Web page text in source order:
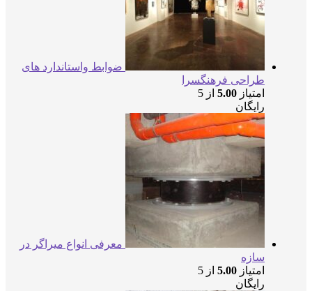
ضوابط واستاندارد های
طراحی فرهنگسرا
امتیاز 5.00 از 5
رایگان
معرفی انواع میراگر در
سازه
امتیاز 5.00 از 5
رایگان